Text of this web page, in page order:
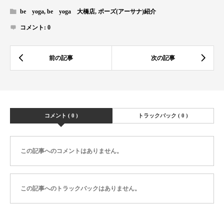
be yoga, be yoga 大橋店, ポーズ(アーサナ)紹介
コメント: 0
コメント ( 0 ) トラックバック ( 0 )
この記事へのコメントはありません。
この記事へのトラックバックはありません。